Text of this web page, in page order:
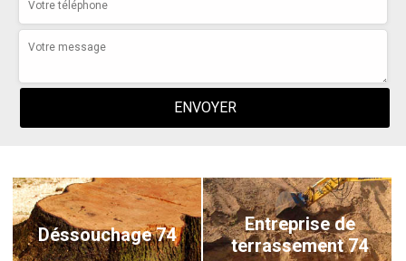
Déssouchage 74
Entreprise de
terrassement 74